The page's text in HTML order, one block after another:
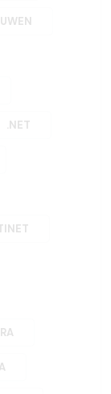
.NET